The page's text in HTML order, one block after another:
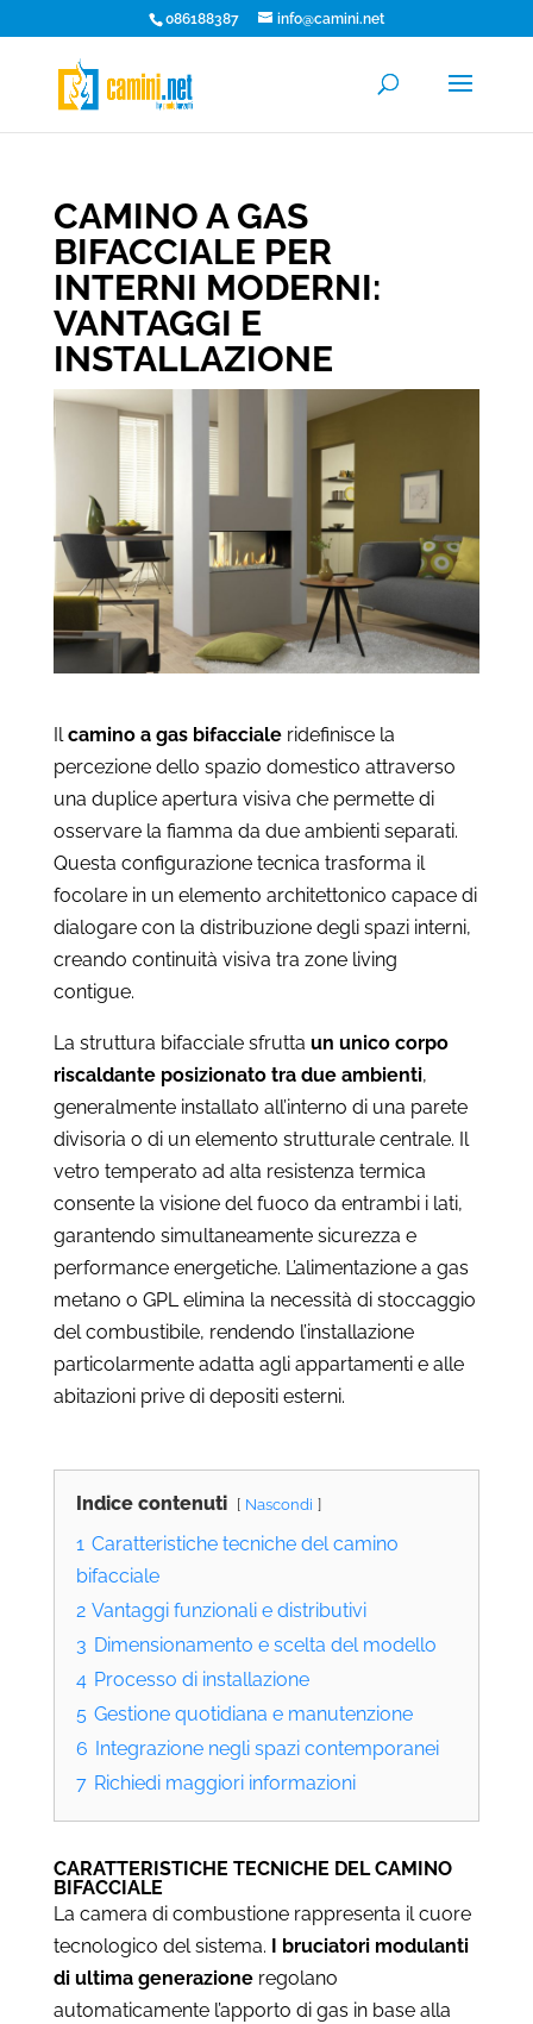
086188387 info@camini.net
CAMINO A GAS
BIFACCIALE PER
INTERNI MODERNI:
VANTAGGI E
INSTALLAZIONE
Ilcamino a gas bifaccialeridefinisce la
percezione dello spazio domestico attraverso
una duplice apertura visiva che permette di
osservare la fiamma da due ambienti separati.
Questa configurazione tecnica trasforma il
focolare in un elemento architettonico capace di
dialogare con la distribuzione degli spazi interni,
creando continuità visiva tra zone living
contigue.
La struttura bifacciale sfrutta un unico corpo
riscaldante posizionato tra due ambienti,
generalmente installato all’interno di una parete
divisoria o di un elemento strutturale centrale. Il
vetro temperato ad alta resistenza termica
consente la visione del fuoco da entrambi i lati,
garantendo simultaneamente sicurezza e
performance energetiche. L’alimentazione a gas
metano o GPL elimina la necessità di stoccaggio
del combustibile, rendendo l’installazione
particolarmente adatta agli appartamenti e alle
abitazioni prive di depositi esterni.
Indice contenuti Nascondi
1 Caratteristiche tecniche del camino
bifacciale
2 Vantaggi funzionali e distributivi
3 Dimensionamento e scelta del modello
4 Processo di installazione
5 Gestione quotidiana e manutenzione
6
Integrazione negli spazi contemporanei
7 Richiedi maggiori informazioni
CARATTERISTICHE TECNICHE DEL CAMINO
BIFACCIALE
La camera di combustione rappresenta il cuore
tecnologico del sistema.
I bruciatori modulanti
di ultima generazioneregolano
automaticamente l’apporto di gas in base alla